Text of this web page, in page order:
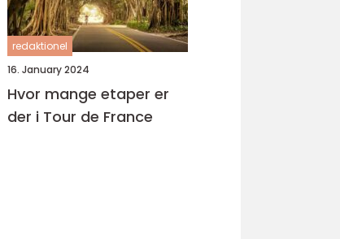
redaktionel
16. January 2024
Hvor mange etaper er
der i Tour de France